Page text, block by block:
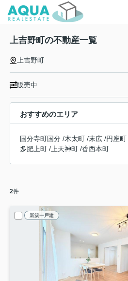
上吉野町の不動産一覧
上吉野町
販売中
おすすめのエリア
国分寺町国分 /木太町 /末広 /円座町
多肥上町 / 上天神町 /香西本町
2件
新築一戸建